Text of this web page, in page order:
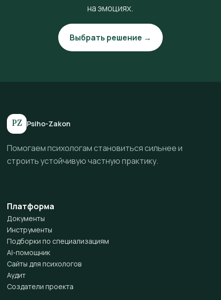
на эмоциях.
Выбрать решение →
PZ Psiho-Zakon
Помогаем психологам становиться сильнее и
строить устойчивую частную практику.
Платформа
Документы
Инструменты
Подборки по специализациям
AI-помощник
Сайты для психологов
Аудит
Создатели проекта